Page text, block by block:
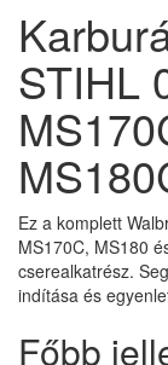
STIHL
Ez a komplett
MS170C, MS180
cserealkatrész.
indítása és
Főbb